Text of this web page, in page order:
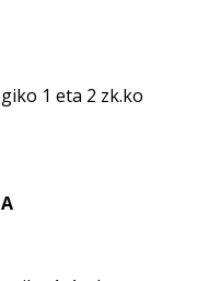
1 eta 2 zk.ko